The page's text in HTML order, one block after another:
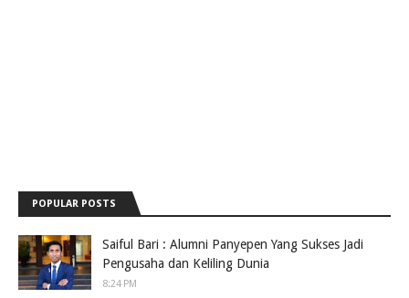
POPULAR POSTS
Saiful Bari : Alumni Panyepen Yang Sukses Jadi
Pengusaha dan Keliling Dunia
8:24 PM